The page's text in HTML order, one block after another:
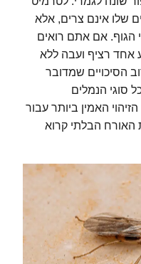
שלו אינם צרים, אלא
הגוף. אם אתם רואים
אחד רציף ועבה ללא
הסיכויים שמדובר
סוגי הנמלים
האמין ביותר עבור
האורח הבלתי קרוא